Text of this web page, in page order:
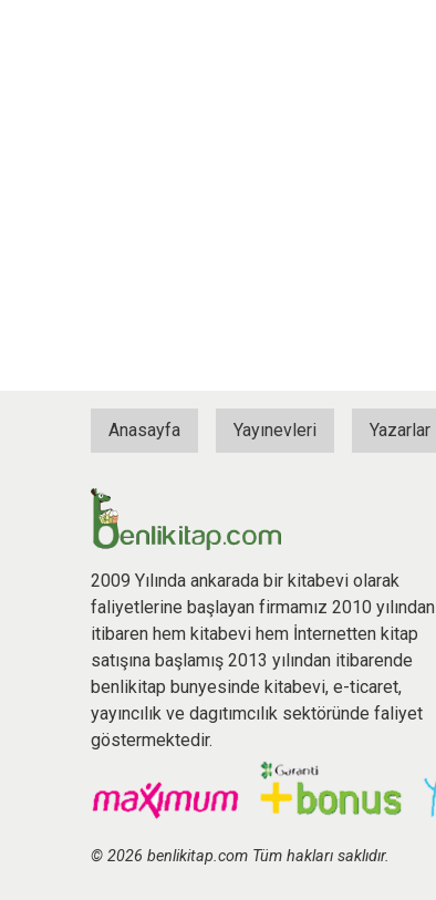
Anasayfa Yayınevleri Yazarlar
2009 Yılında ankarada bir kitabevi olarak
faliyetlerine başlayan firmamız 2010 yılından
itibaren hem kitabevi hem İnternetten kitap
satışına başlamış 2013 yılından itibarende
benlikitap bunyesinde kitabevi, e-ticaret,
yayıncılık ve dagıtımcılık sektöründe faliyet
göstermektedir.
© 2026 benlikitap.com Tüm hakları saklıdır.